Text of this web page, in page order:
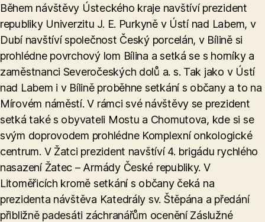
Během návštěvy Ústeckého kraje navštíví prezident
republiky Univerzitu J. E. Purkyně v Ústí nad Labem, v
Dubí navštíví společnost Český porcelán, v Bílině si
prohlédne povrchový lom Bílina a setká se s horníky a
zaměstnanci Severočeských dolů a. s. Tak jako v Ústí
nad Labem i v Bílině proběhne setkání s občany a to na
Mírovém náměstí. V rámci své návštěvy se prezident
setká také s obyvateli Mostu a Chomutova, kde si se
svým doprovodem prohlédne Komplexní onkologické
centrum. V Žatci prezident navštíví 4. brigádu rychlého
nasazení Žatec – Armády České republiky. V
Litoměřicích kromě setkání s občany čeká na
prezidenta návštěva Katedrály sv. Štěpána a předání
přibližně padesáti záchranářům ocenění Záslužné